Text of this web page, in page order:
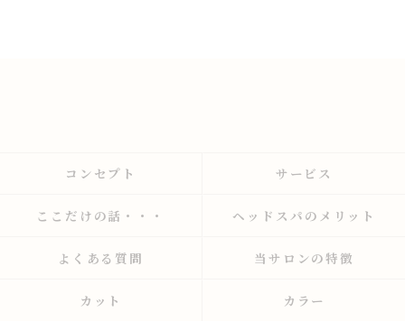
コンセプト サービス
ここだけの話・・・ ヘッドスパのメリット
よくある質問 当サロンの特徴
カット カラー